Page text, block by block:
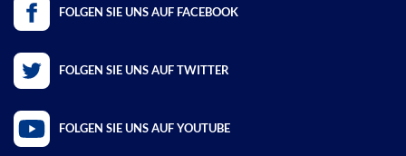
FOLGEN SIE UNS AUF FACEBOOK
FOLGEN SIE UNS AUF TWITTER
FOLGEN SIE UNS AUF YOUTUBE